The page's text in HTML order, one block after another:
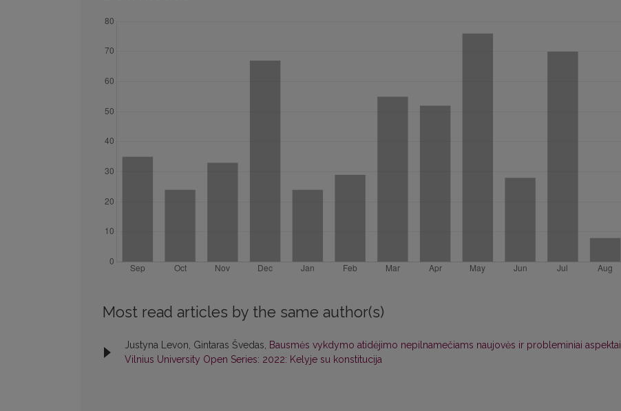
Most read articles by the same author(s)
Justyna Levon, Gintaras Švedas, Bausmės vykdymo atidėjimo nepilnamečiams naujovės ir probleminiai aspektai
Vilnius University Open Series: 2022: Kelyje su konstitucija